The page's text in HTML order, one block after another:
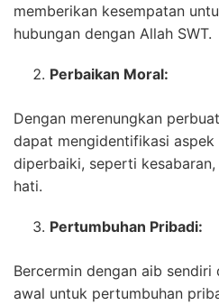
memberikan kesempatan
hubungan dengan Allah SWT.
Perbaikan Moral:
Dengan merenungkan
dapat mengidentifikasi
diperbaiki, seperti
hati.
Pertumbuhan Pribadi:
Bercermin dengan aib
awal untuk pertumbuhan